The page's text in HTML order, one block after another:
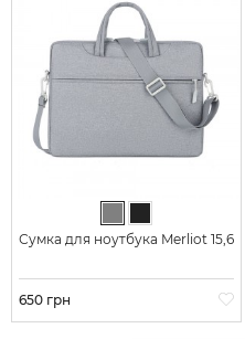
Сумка для ноутбука Merliot 15,6
Цена
650 грн